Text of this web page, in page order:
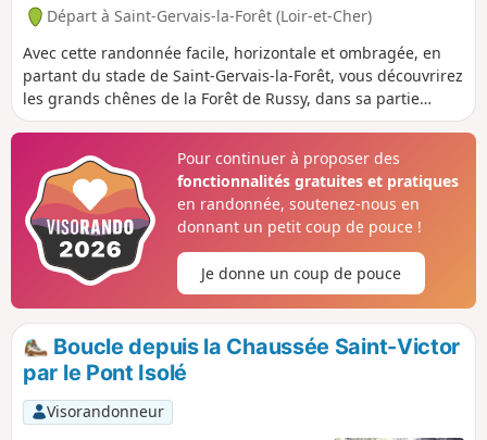
Départ à Saint-Gervais-la-Forêt (Loir-et-Cher)
Avec cette randonnée facile, horizontale et ombragée, en
partant du stade de Saint-Gervais-la-Forêt, vous découvrirez
les grands chênes de la Forêt de Russy, dans sa partie
située à l'Ouest de la D956.
Pour continuer à proposer des
fonctionnalités gratuites et pratiques
en randonnée, soutenez-nous en
donnant un petit coup de pouce !
Je donne un coup de pouce
Boucle depuis la Chaussée Saint-Victor
par le Pont Isolé
Visorandonneur